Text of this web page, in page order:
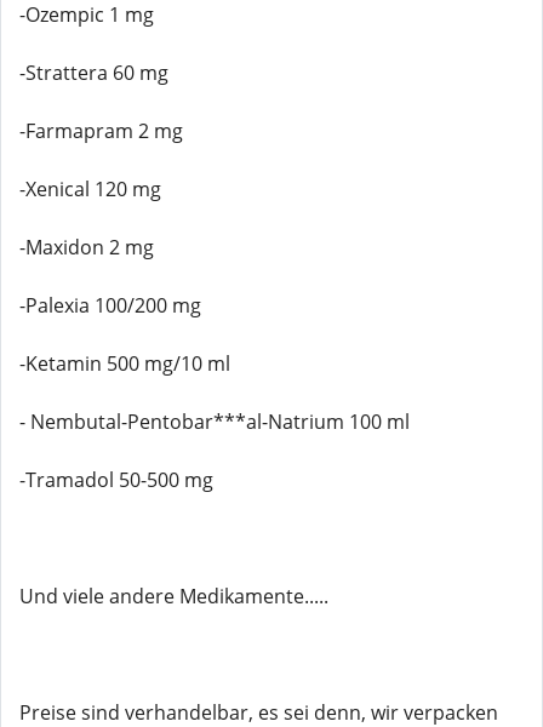
-Ozempic 1 mg
-Strattera 60 mg
-Farmapram 2 mg
-Xenical 120 mg
-Maxidon 2 mg
-Palexia 100/200 mg
-Ketamin 500 mg/10 ml
- Nembutal-Pentobar***al-Natrium 100 ml
-Tramadol 50-500 mg
Und viele andere Medikamente.....
Preise sind verhandelbar, es sei denn, wir verpacken